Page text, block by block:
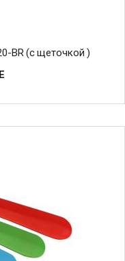
BR (с щеточкой )